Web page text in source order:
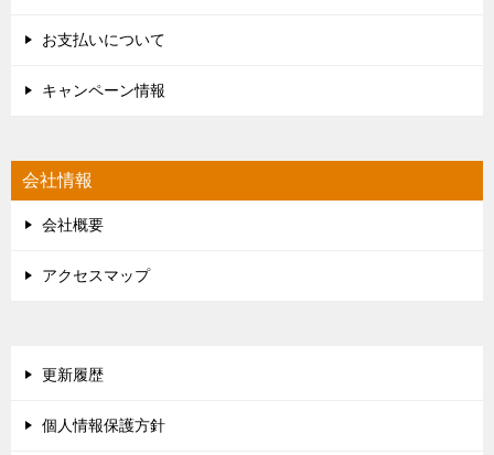
お支払いについて
キャンペーン情報
会社情報
会社概要
アクセスマップ
更新履歴
個人情報保護方針